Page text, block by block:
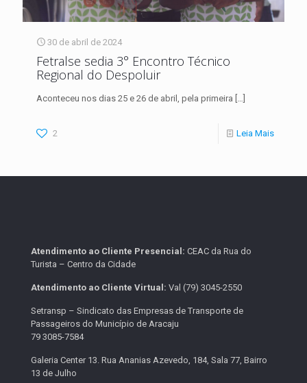
30 de abril de 2024
Fetralse sedia 3° Encontro Técnico
Regional do Despoluir
Aconteceu nos dias 25 e 26 de abril, pela primeira […]
2 Leia Mais
Atendimento ao Cliente Presencial: CEAC da Rua do
Turista – Centro da Cidade
Atendimento ao Cliente Virtual: Val (79) 3045-2550
Setransp – Sindicato das Empresas de Transporte de
Passageiros do Município de Aracaju
79 3085-7584
Galeria Center 13. Rua Ananias Azevedo, 184, Sala 77, Bairro
13 de Julho